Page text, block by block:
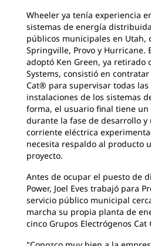
Wheeler ya tenía experiencia
sistemas de energía
públicos municipales en Utah,
Springville, Provo y Hurricane.
adoptó Ken Green, ya retirado
Systems, consistió en
Cat® para supervisar todas las
instalaciones de los sistemas
forma, el usuario final tiene
durante la fase de desarrollo
corriente eléctrica
necesita respaldo al producto
proyecto.
Antes de ocupar el puesto de
Power, Joel Eves trabajó para
servicio público municipal
marcha su propia planta de
cinco Grupos Electrógenos Cat